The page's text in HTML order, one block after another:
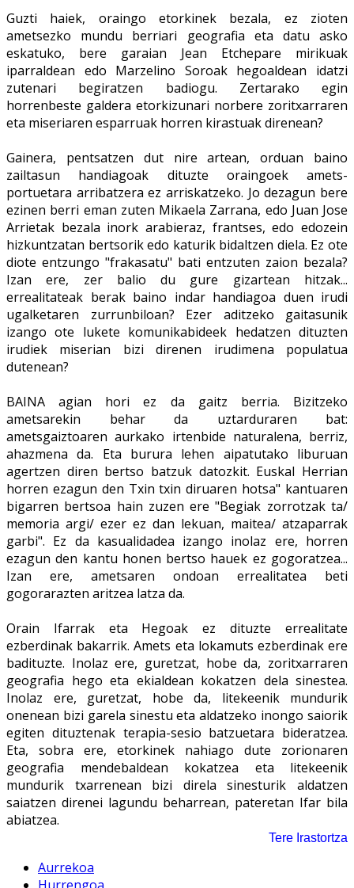
Guzti haiek, oraingo etorkinek bezala, ez zioten
ametsezko mundu berriari geografia eta datu asko
eskatuko, bere garaian Jean Etchepare mirikuak
iparraldean edo Marzelino Soroak hegoaldean idatzi
zutenari begiratzen badiogu. Zertarako egin
horrenbeste galdera etorkizunari norbere zoritxarraren
eta miseriaren esparruak horren kirastuak direnean?
Gainera, pentsatzen dut nire artean, orduan baino
zailtasun handiagoak dituzte oraingoek amets-
portuetara arribatzera ez arriskatzeko. Jo dezagun bere
ezinen berri eman zuten Mikaela Zarrana, edo Juan Jose
Arrietak bezala inork arabieraz, frantses, edo edozein
hizkuntzatan bertsorik edo katurik bidaltzen diela. Ez ote
diote entzungo "frakasatu" bati entzuten zaion bezala?
Izan ere, zer balio du gure gizartean hitzak...
errealitateak berak baino indar handiagoa duen irudi
ugalketaren zurrunbiloan? Ezer aditzeko gaitasunik
izango ote lukete komunikabideek hedatzen dituzten
irudiek miserian bizi direnen irudimena populatua
dutenean?
BAINA agian hori ez da gaitz berria. Bizitzeko
ametsarekin behar da uztarduraren bat:
ametsgaiztoaren aurkako irtenbide naturalena, berriz,
ahazmena da. Eta burura lehen aipatutako liburuan
agertzen diren bertso batzuk datozkit. Euskal Herrian
horren ezagun den Txin txin diruaren hotsa" kantuaren
bigarren bertsoa hain zuzen ere "Begiak zorrotzak ta/
memoria argi/ ezer ez dan lekuan, maitea/ atzaparrak
garbi". Ez da kasualidadea izango inolaz ere, horren
ezagun den kantu honen bertso hauek ez gogoratzea...
Izan ere, ametsaren ondoan errealitatea beti
gogorarazten aritzea latza da.
Orain Ifarrak eta Hegoak ez dituzte errealitate
ezberdinak bakarrik. Amets eta lokamuts ezberdinak ere
badituzte. Inolaz ere, guretzat, hobe da, zoritxarraren
geografia hego eta ekialdean kokatzen dela sinestea.
Inolaz ere, guretzat, hobe da, litekeenik mundurik
onenean bizi garela sinestu eta aldatzeko inongo saiorik
egiten dituztenak terapia-sesio batzuetara bideratzea.
Eta, sobra ere, etorkinek nahiago dute zorionaren
geografia mendebaldean kokatzea eta litekeenik
mundurik txarrenean bizi direla sinesturik aldatzen
saiatzen direnei lagundu beharrean, pateretan Ifar bila
abiatzea.
Tere Irastortza
Aurrekoa